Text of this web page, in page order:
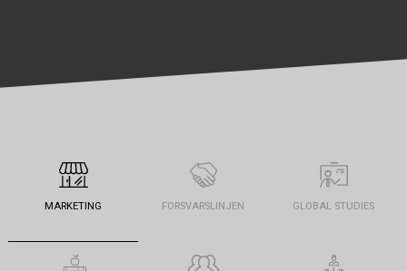
MARKETING FORSVARSLINJEN GLOBAL STUDIES